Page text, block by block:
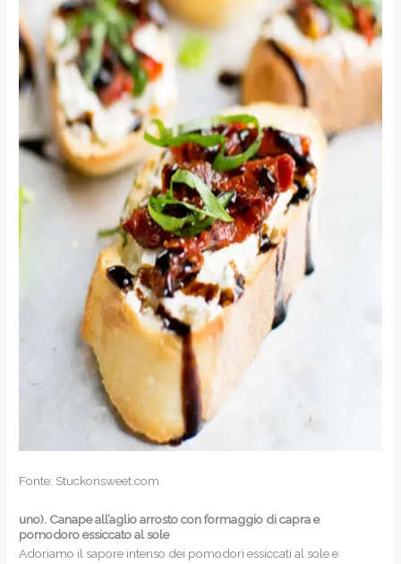
Fonte: Stuckonsweet.com
uno). Canape all’aglio arrosto con formaggio di capra e
pomodoro essiccato al sole
Adoriamo il sapore intenso dei pomodori essiccati al sole e